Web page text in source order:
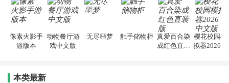
像素火影手
游版本
动物餐厅游
戏中文版
无尽噩梦 触手储物柜 真爱百合染
成红色直装
樱花校园模
拟器2026中
本类最新